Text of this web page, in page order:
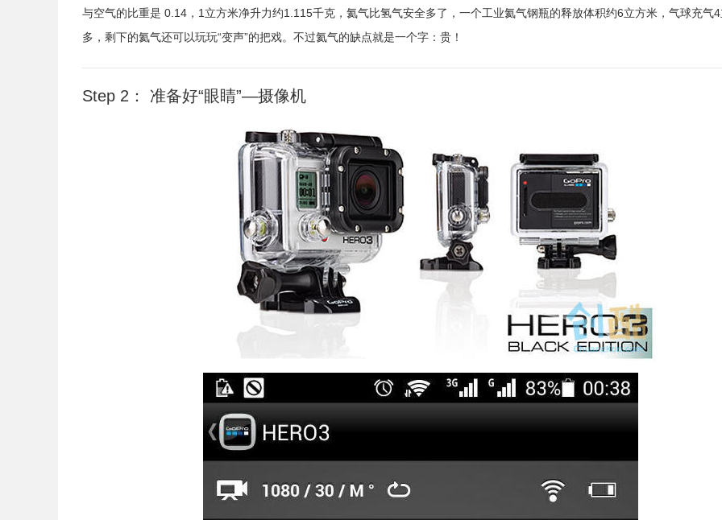
与空气的比重是 0.14，1立方米净升力约1.115千克，氦气比氢气安全多了，一个工业氦气钢瓶的释放体积约6立方米，气球充气
多，剩下的氦气还可以玩玩“变声”的把戏。不过氦气的缺点就是一个字：贵！
Step 2： 准备好“眼睛”—摄像机